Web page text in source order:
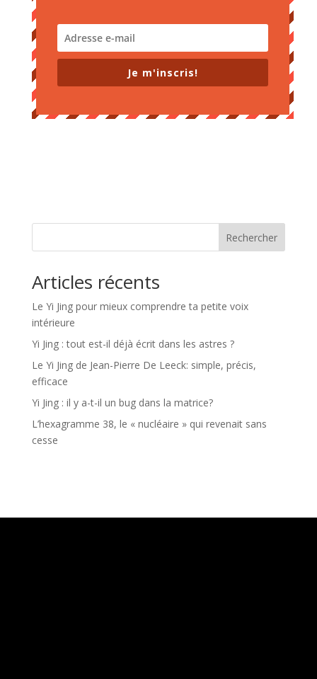
Je m'inscris!
Rechercher
Articles récents
Le Yi Jing pour mieux comprendre ta petite voix
intérieure
Yi Jing : tout est-il déjà écrit dans les astres ?
Le Yi Jing de Jean-Pierre De Leeck: simple, précis,
efficace
Yi Jing : il y a-t-il un bug dans la matrice?
L’hexagramme 38, le « nucléaire » qui revenait sans
cesse